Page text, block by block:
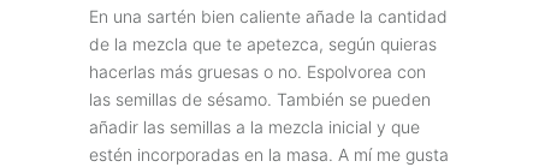
En una sartén bien caliente añade la cantidad
de la mezcla que te apetezca, según quieras
hacerlas más gruesas o no. Espolvorea con
las semillas de sésamo. También se pueden
añadir las semillas a la mezcla inicial y que
estén incorporadas en la masa. A mí me gusta